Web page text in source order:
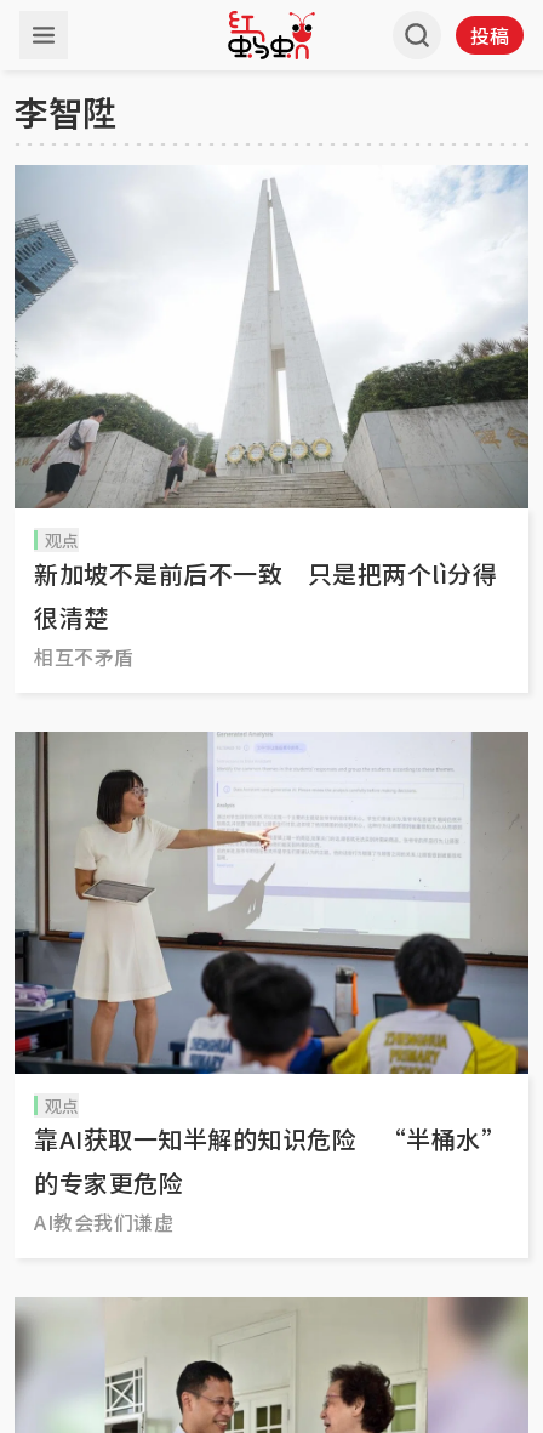
投稿
李智陞
观点
新加坡不是前后不一致 只是把两个lì分得
很清楚
相互不矛盾
观点
靠AI获取一知半解的知识危险 “半桶水”
的专家更危险
AI教会我们谦虚